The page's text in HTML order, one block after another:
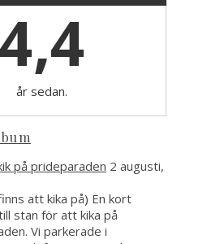
4,4
år sedan.
på prideparaden 2 augusti,
att kika på) En kort
stan för att kika på
Vi parkerade i